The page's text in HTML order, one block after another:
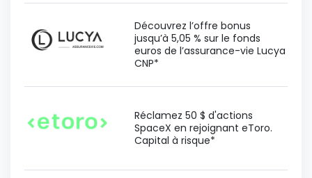
Découvrez l’offre bonus
jusqu’à 5,05 % sur le fonds
euros de l’assurance-vie Lucya
CNP*
Réclamez 50 $ d'actions
SpaceX en rejoignant eToro.
Capital à risque*